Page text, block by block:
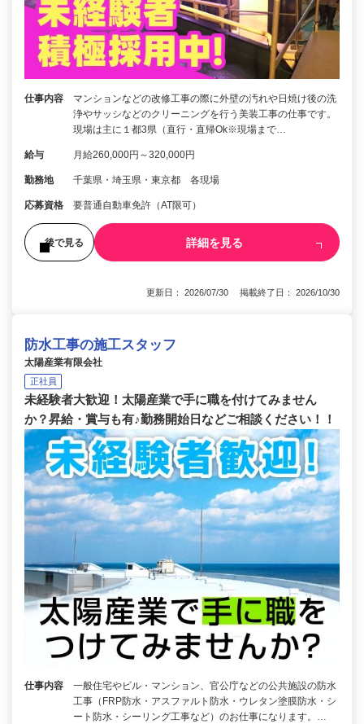
仕事内容
マンションなどの改修工事の際に外壁の汚れや日焼け後の洗
浄やサッシなどのクリーニングを行う美装工事の仕事です。
現場は主に１都3県（直行・直帰Ok※現場まで…
給与 月給260,000円～320,000円
勤務地 千葉県・埼玉県・東京都 各現場
応募資格 要普通自動車免許（AT限可）
後で見る 詳細を見る
更新日： 2026/07/30 掲載終了日： 2026/10/30
防水工事の施工スタッフ
太陽産業有限会社
正社員
未経験者大歓迎！太陽産業で手に職を付けてみません
か？昇給・賞与も有♪勤務開始日などご相談ください！！
仕事内容
一般住宅やビル・マンション、官公庁などの公共施設の防水
工事（FRP防水・アスファルト防水・ウレタン塗膜防水・シ
ート防水・シーリング工事など）のお仕事になります。…